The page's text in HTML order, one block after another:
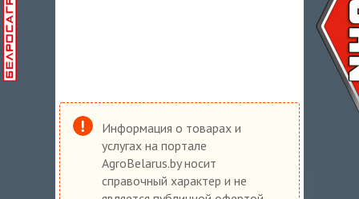
Информация о товарах и
услугах на портале
AgroBelarus.by носит
справочный характер и не